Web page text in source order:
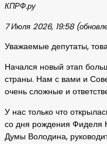
КПРФ.ру
7 Июля 2026, 19:58
Уважаемые депутаты,
Начался новый этап
страны. Нам с вами и
очень сложные и
У нас только что
со дня рождения Фиделя
Думы Володина,